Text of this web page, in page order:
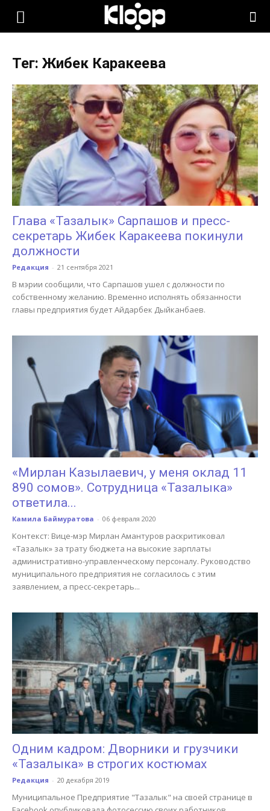
KLOOP.KG
Новости
Кыргызстана
Тег: Жибек Каракеева
Глава «Тазалык» Сарпашов и пресс-
секретарь Жибек Каракеева покинули
должности
Редакция - 21 сентября 2021
В мэрии сообщили, что Сарпашов ушел с должности по
собственному желанию. Временно исполнять обязанности
главы предприятия будет Айдарбек Дыйканбаев.
«Мирлан Казылаевич, у меня оклад 11
890 сомов». Сотрудница «Тазалыка»
ответила...
Камила Баймуратова - 06 февраля 2020
Контекст: Вице-мэр Мирлан Амантуров раскритиковал
«Тазалык» за трату бюджета на высокие зарплаты
административно-управленческому персоналу. Руководство
муниципального предприятия не согласилось с этим
заявлением, а пресс-секретарь...
Одним кадром: Дворники и грузчики
«Тазалыка» в строгих костюмах
Редакция - 20 декабря 2019
Муниципальное Предприятие "Тазалык" на своей странице в